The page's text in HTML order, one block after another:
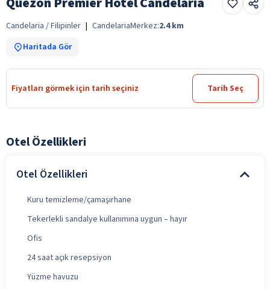
Candelaria / Filipinler | CandelariaMerkez:2.4 km
Haritada Gör
Fiyatları görmek için tarih seçiniz Tarih Seç
Otel Özellikleri
Otel Özellikleri
Kuru temizleme/çamaşırhane
Tekerlekli sandalye kullanımına uygun – hayır
Ofis
24 saat açık resepsiyon
Yüzme havuzu